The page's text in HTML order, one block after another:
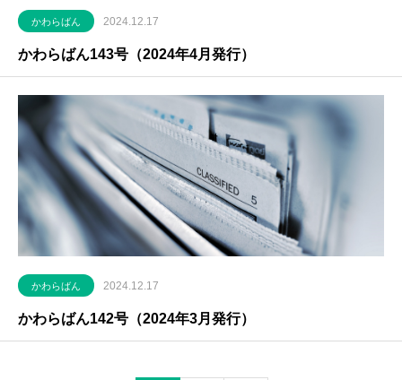
かわらばん 2024.12.17
かわらばん143号（2024年4月発行）
かわらばん 2024.12.17
かわらばん142号（2024年3月発行）